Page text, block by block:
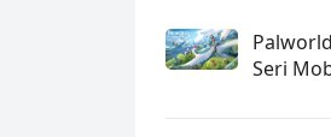
Seri